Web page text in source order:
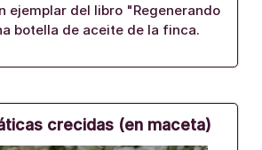
ejemplar del libro "Regenerando
botella de aceite de la finca.
crecidas (en maceta)